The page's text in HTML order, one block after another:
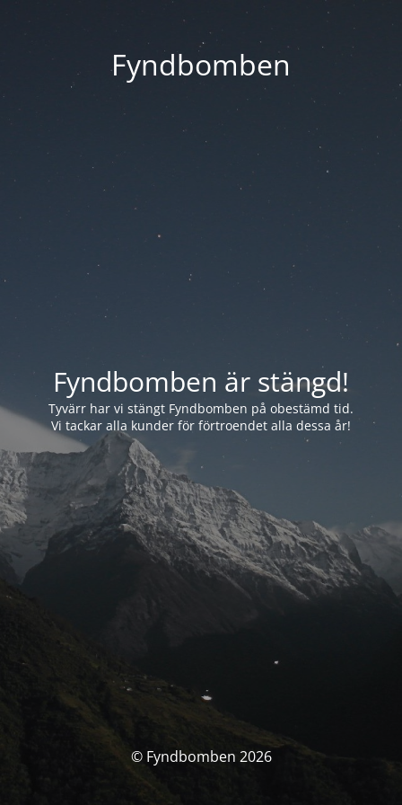
Fyndbomben
Fyndbomben är stängd!
Tyvärr har vi stängt Fyndbomben på obestämd tid.
Vi tackar alla kunder för förtroendet alla dessa år!
© Fyndbomben 2026